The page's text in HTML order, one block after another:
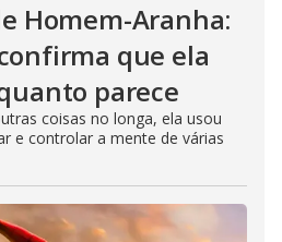
Homem-Aranha:
que ela
parece
coisas no longa, ela usou
e controlar a mente de várias